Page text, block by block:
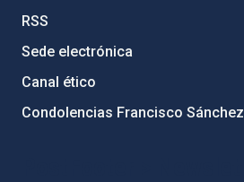
RSS
Sede electrónica
Canal ético
Condolencias Francisco Sánchez